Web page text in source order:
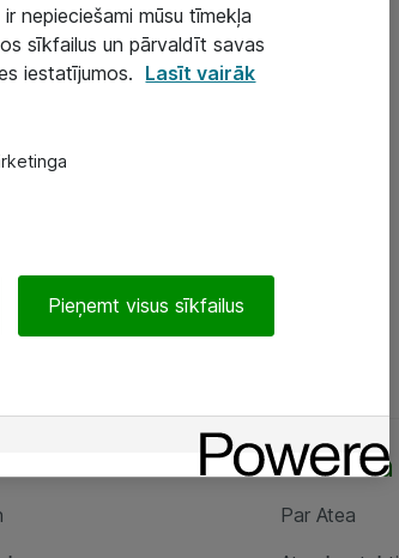
Par Atea
Par Atea
nepieciešami mūsu tīmekļa
sīkfailus un pārvaldīt savas
iestatījumos. Lasīt vairāk
Pieņemt visus sīkfailus